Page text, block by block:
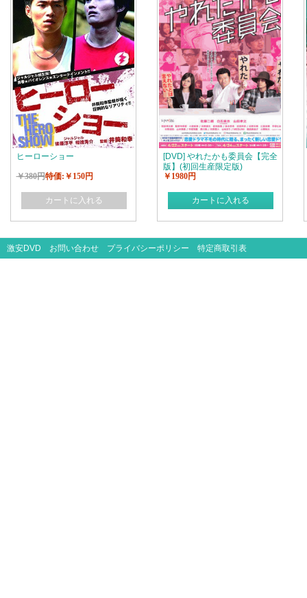
ヒーローショー
￥380円特価:￥150円
カートに入れる
[DVD] やれたかも委員会【完全
版】(初回生産限定版)
￥1980円
カートに入れる
激安DVD お問い合わせ プライバシーポリシー 特定商取引表